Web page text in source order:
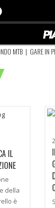
MTB | GARE IN
IL
della
è